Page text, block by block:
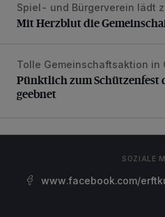
Mit Herzblut die
Spiel- und Bürgerverein lädt
Mit Herzblut die
Pünktlich zum Schützenfest
Tolle Gemeinschaftsaktion in
Pünktlich zum Schützenfest
geebnet
SOZIALE
www.facebook.com/